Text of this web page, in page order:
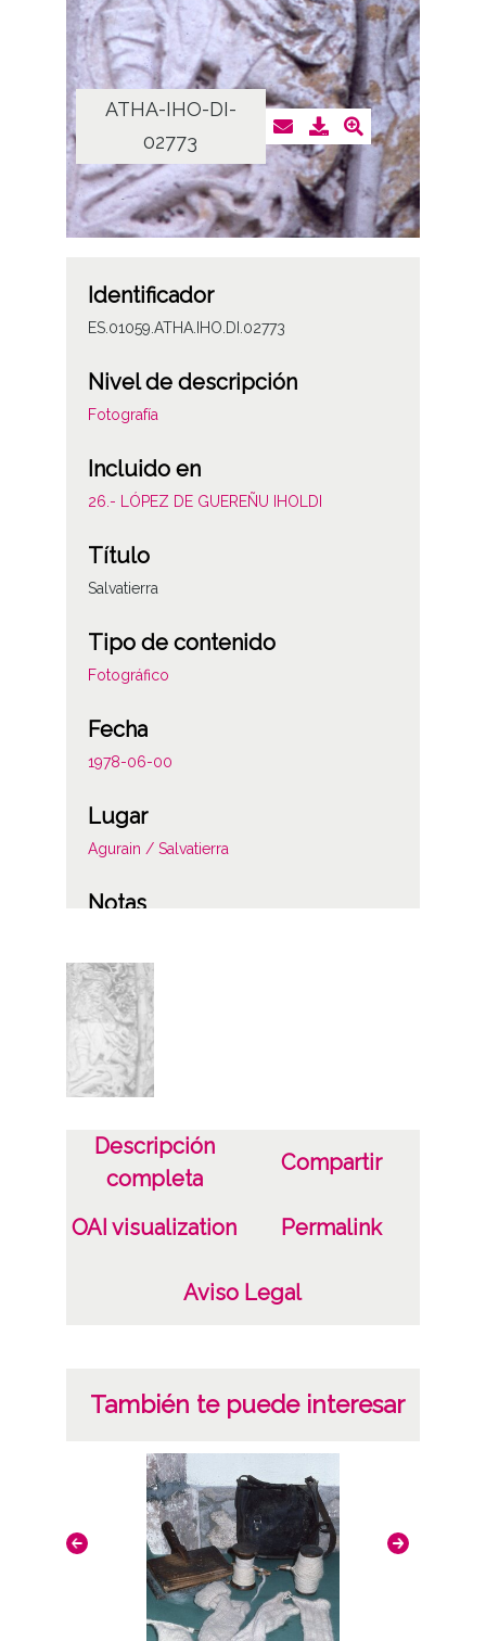
ATHA-IHO-DI-
02773
Identificador
ES.01059.ATHA.IHO.DI.02773
Nivel de descripción
Fotografía
Incluido en
26.- LÓPEZ DE GUEREÑU IHOLDI
Título
Salvatierra
Tipo de contenido
Fotográfico
Fecha
1978-06-00
Lugar
Agurain / Salvatierra
Notas
Licencia de las imágenes
CC BY-NC-SA 4.0
Descripción
completa
Compartir
OAI visualization Permalink
Aviso Legal
También te puede interesar